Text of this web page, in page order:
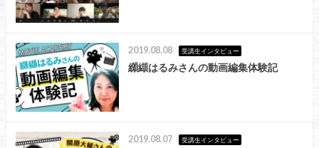
2019.08.08 受講生インタビュー
纐纈はるみさんの動画編集体験記
2019.08.07 受講生インタビュー